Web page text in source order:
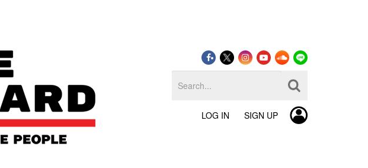
LOG IN SIGN UP